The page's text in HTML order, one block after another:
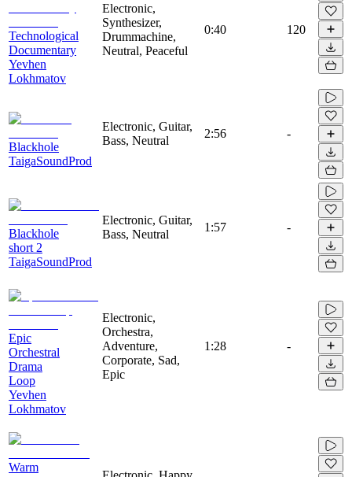
Technological
Documentary
Yevhen
Lokhmatov
Electronic,
Synthesizer,
Drummachine,
Neutral, Peaceful
0:40 120
Blackhole
TaigaSoundProd
Electronic, Guitar,
Bass, Neutral
2:56 -
Blackhole
short 2
TaigaSoundProd
Electronic, Guitar,
Bass, Neutral
1:57 -
Epic
Orchestral
Drama
Loop
Yevhen
Lokhmatov
Electronic,
Orchestra,
Adventure,
Corporate, Sad,
Epic
1:28 -
Warm